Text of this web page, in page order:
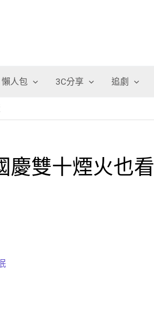
懶人包 3C分享 追劇
慶雙十煙火也看